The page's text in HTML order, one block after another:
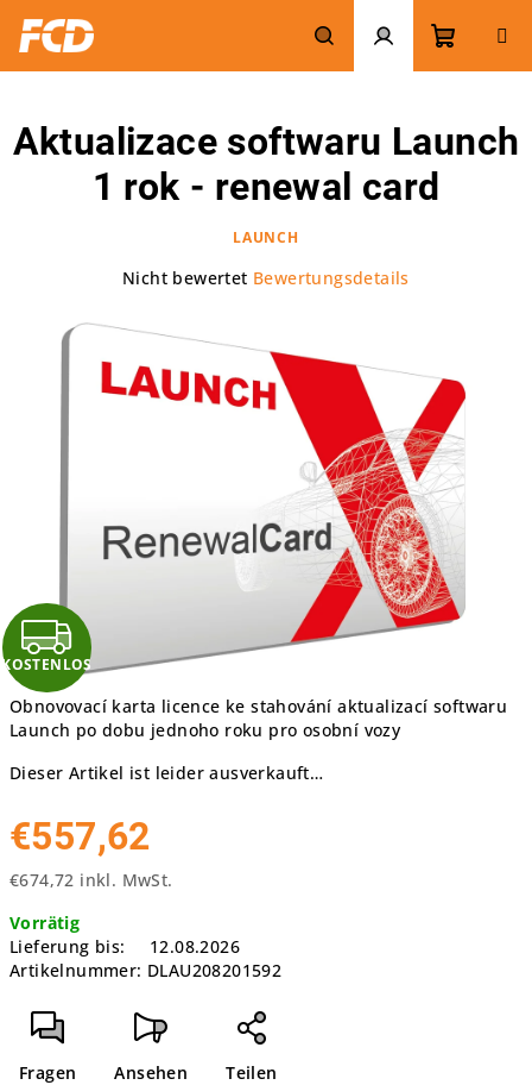
Inhalt
springen
Suchen Login
Obnovovací karta licence ke stahování aktualizací softwaru
Launch po dobu jednoho roku pro osobní vozy
Dieser Artikel ist leider ausverkauft…
€557,62
€674,72 inkl. MwSt.
Vorrätig
Lieferung bis:
12.08.2026
Artikelnummer: DLAU208201592
Fragen Ansehen Teilen
Aktualizace softwaru Launch
1 rok - renewal card
LAUNCH
Die
Produktbewertung
0,0
von
Nicht bewertet Bewertungsdetails
K
O
S
T
E
N
L
O
KOSTENLOS